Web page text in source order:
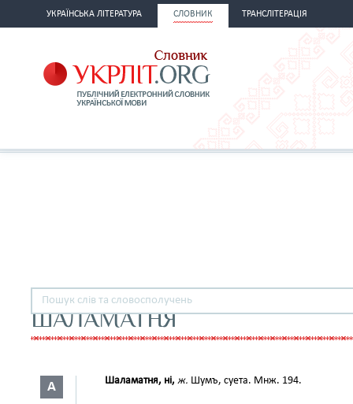
УКРАЇНСЬКА ЛІТЕРАТУРА СЛОВНИК ТРАНСЛІТЕРАЦІЯ
ШАЛАМАТНЯ
А Шаламатня, ні, ж. Шумъ, суета. Мнж. 194.